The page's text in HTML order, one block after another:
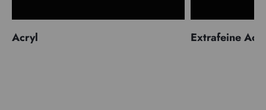
Acryl Extrafeine